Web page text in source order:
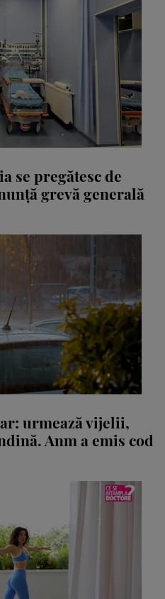
se pregătesc de
grevă generală
urmează vijelii,
Anm a emis cod